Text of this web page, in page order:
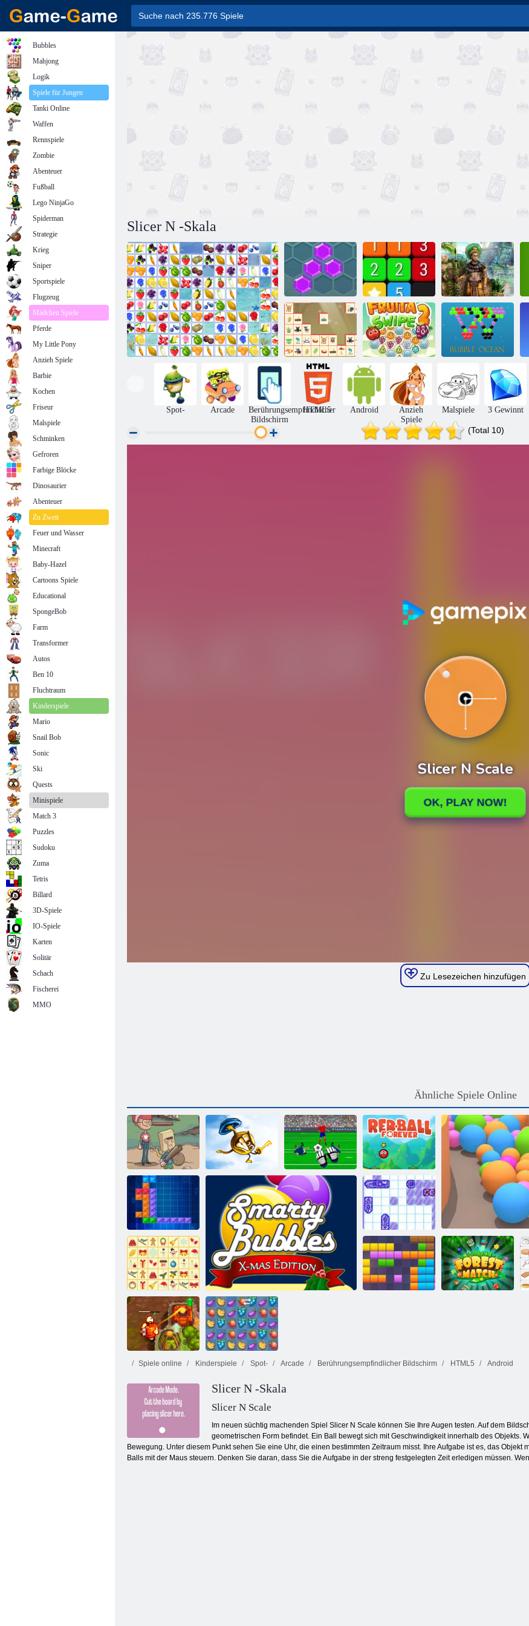
Slicer N -Skala
Hexa Vereinen
Schätze von
Montezuma 2
Mahjong
Connect:
Woodventure
Fruita Swipe 2 Bubble Ocean
Spot- Arcade
Berührungsempfindlicher
Bildschirm
HTML5 Android
Anzieh
Spiele
Malspiele 3 Gewinnt
(Total 10)
Zu Lesezeichen hinzufügen
Ähnliche Spiele Online
Hinterhof-
Helden
Key & Shield Torhüter Champ
Roter Ball für
immer
Ten Trix
Smarty Bubbles X-Mas
Schiffe
Versenken
KrisMas
Mahjong
Verfluchter
Schatz 2
Fruita Crush
Spiele online Kinderspiele Spot- Arcade Berührungsempfindlicher Bildschirm HTML5 Android
Slicer N -Skala
Slicer N Scale
Im neuen süchtig machenden Spiel Slicer N Scale können Sie Ihre Augen testen. Auf dem
geometrischen Form befindet. Ein Ball bewegt sich mit Geschwindigkeit innerhalb des Objekts.
Bewegung. Unter diesem Punkt sehen Sie eine Uhr, die einen bestimmten Zeitraum misst. Ihre Aufgabe ist es, das
Balls mit der Maus steuern. Denken Sie daran, dass Sie die Aufgabe in der streng festgelegten Zeit erledigen müssen.
Bubbles
Mahjong
Logik
Spiele für Jungen
Tanki Online
Waffen
Rennspiele
Zombie
Abenteuer
Fußball
Lego NinjaGo
Spiderman
Strategie
Krieg
Sniper
Sportspiele
Flugzeug
Mädchen Spiele
Pferde
My Little Pony
Anzieh Spiele
Barbie
Kochen
Friseur
Malspiele
Schminken
Gefroren
Farbige Blöcke
Dinosaurier
Abenteuer
Zu Zweit
Feuer und Wasser
Minecraft
Baby-Hazel
Cartoons Spiele
Educational
SpongeBob
Farm
Transformer
Autos
Ben 10
Fluchtraum
Kinderspiele
Mario
Snail Bob
Sonic
Ski
Quests
Minispiele
Match 3
Puzzles
Sudoku
Zuma
Tetris
Billard
3D-Spiele
IO-Spiele
Karten
Solitär
Schach
Fischerei
MMO